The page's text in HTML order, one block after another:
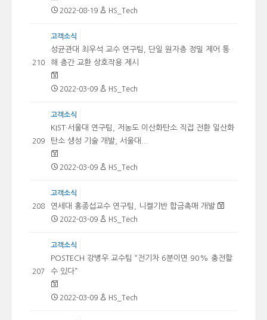
2022-08-19 HS_Tech
210
고객소식
성균관대 최우석 교수 연구팀, 단일 원자층 정밀 제어 통
해 층간 교환 상호작용 제시
2022-03-09 HS_Tech
209
고객소식
KIST·서울대 연구팀, 저농도 이산화탄소 직접 전환 일산화
탄소 생성 기술 개발, 서울대...
2022-03-09 HS_Tech
208
고객소식
연세대 홍종섭교수 연구팀, 니켈기반 합금촉매 개발
2022-03-09 HS_Tech
207
고객소식
POSTECH 강병우 교수팀 “전기차 6분이면 90% 충전할
수 있다”
2022-03-09 HS_Tech